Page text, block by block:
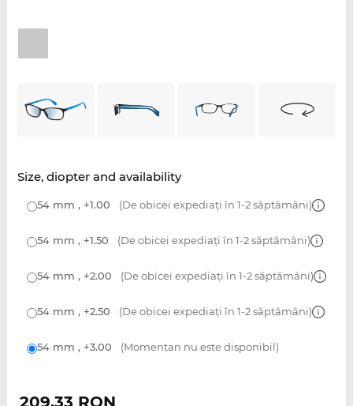
Size, diopter and availability
54 mm , +1.00 (De obicei expediați în 1-2 săptămâni)
54 mm , +1.50 (De obicei expediați în 1-2 săptămâni)
54 mm , +2.00 (De obicei expediați în 1-2 săptămâni)
54 mm , +2.50 (De obicei expediați în 1-2 săptămâni)
54 mm , +3.00 (Momentan nu este disponibil)